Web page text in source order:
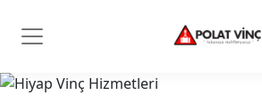
Polat Vinç